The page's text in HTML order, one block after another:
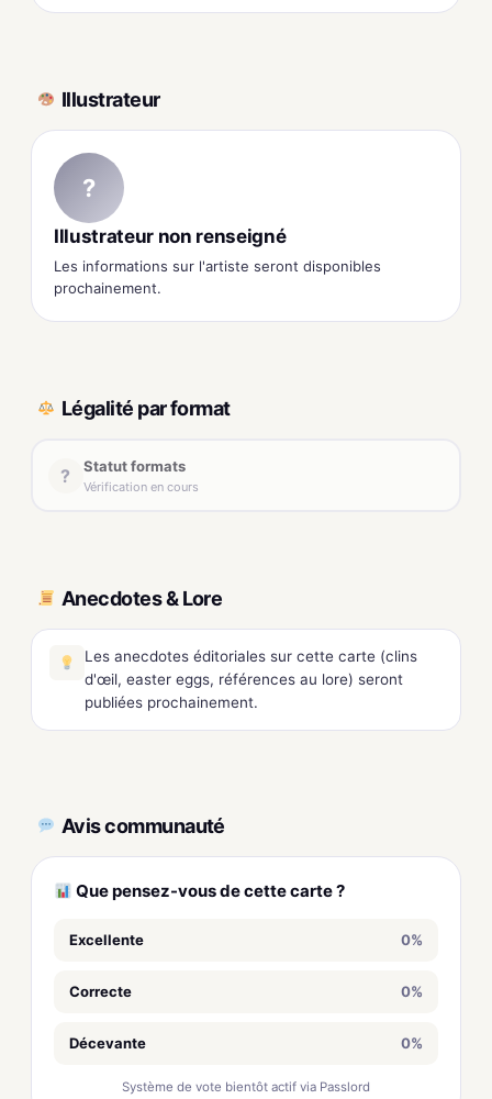
Illustrateur
?
Illustrateur non renseigné
Les informations sur l'artiste seront disponibles
prochainement.
Légalité par format
? Statut formats
Vérification en cours
Anecdotes & Lore
Les anecdotes éditoriales sur cette carte (clins
d'œil, easter eggs, références au lore) seront
publiées prochainement.
Avis communauté
Que pensez-vous de cette carte ?
Excellente 0%
Correcte 0%
Décevante 0%
Système de vote bientôt actif via Passlord